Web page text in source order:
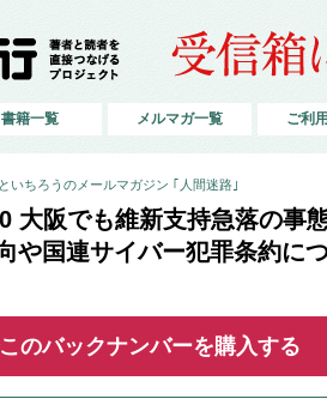
書籍一覧 メルマガ一覧 ご利
いちろうのメールマガジン ｢人間迷路｣
大阪でも維新支持急落の事
や国連サイバー犯罪条約に
のバックナンバーを購入する